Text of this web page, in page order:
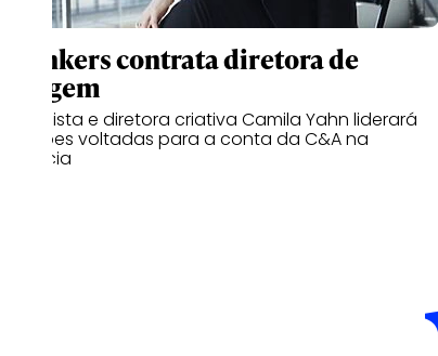
Thinkers contrata diretora de
imagem
Jornalista e diretora criativa Camila Yahn liderará
criações voltadas para a conta da C&A na
agência